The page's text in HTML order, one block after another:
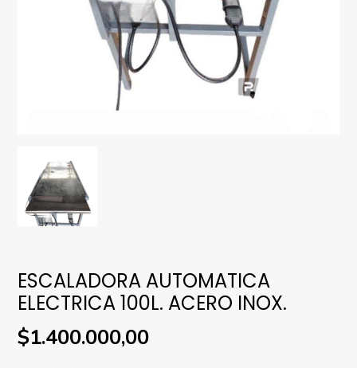
ESCALADORA AUTOMATICA
ELECTRICA 100L. ACERO INOX.
$1.400.000,00